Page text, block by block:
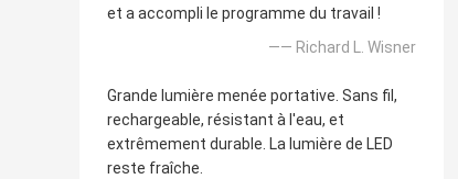
et a accompli le programme du travail !
—— Richard L. Wisner
Grande lumière menée portative. Sans fil,
rechargeable, résistant à l'eau, et
extrêmement durable. La lumière de LED
reste fraîche.